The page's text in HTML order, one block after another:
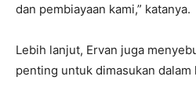
dan pembiayaan kami,” katanya.
Lebih lanjut, Ervan juga
penting untuk dimasukan dalam